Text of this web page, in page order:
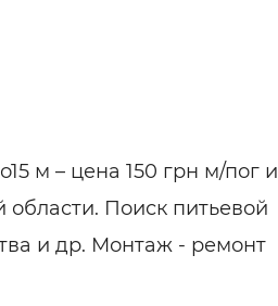
м – цена 150 грн м/пог и
Поиск питьевой
и др. Монтаж - ремонт